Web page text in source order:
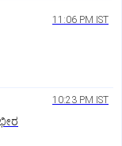
11:06 PM IST
10:23 PM IST